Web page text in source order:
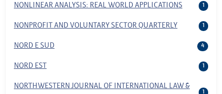
NONLINEAR ANALYSIS: REAL WORLD APPLICATIONS 1
NONPROFIT AND VOLUNTARY SECTOR QUARTERLY 1
NORD E SUD 4
NORD EST 1
NORTHWESTERN JOURNAL OF INTERNATIONAL LAW &
1